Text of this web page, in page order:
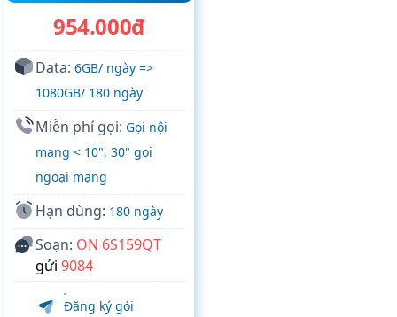
954.000đ
Data: 6GB/ ngày =>
1080GB/ 180 ngày
Miễn phí gọi: Gọi nội
mạng < 10", 30" gọi
ngoại mạng
Hạn dùng: 180 ngày
Soạn: ON 6S159QT
gửi 9084
Đăng ký gói